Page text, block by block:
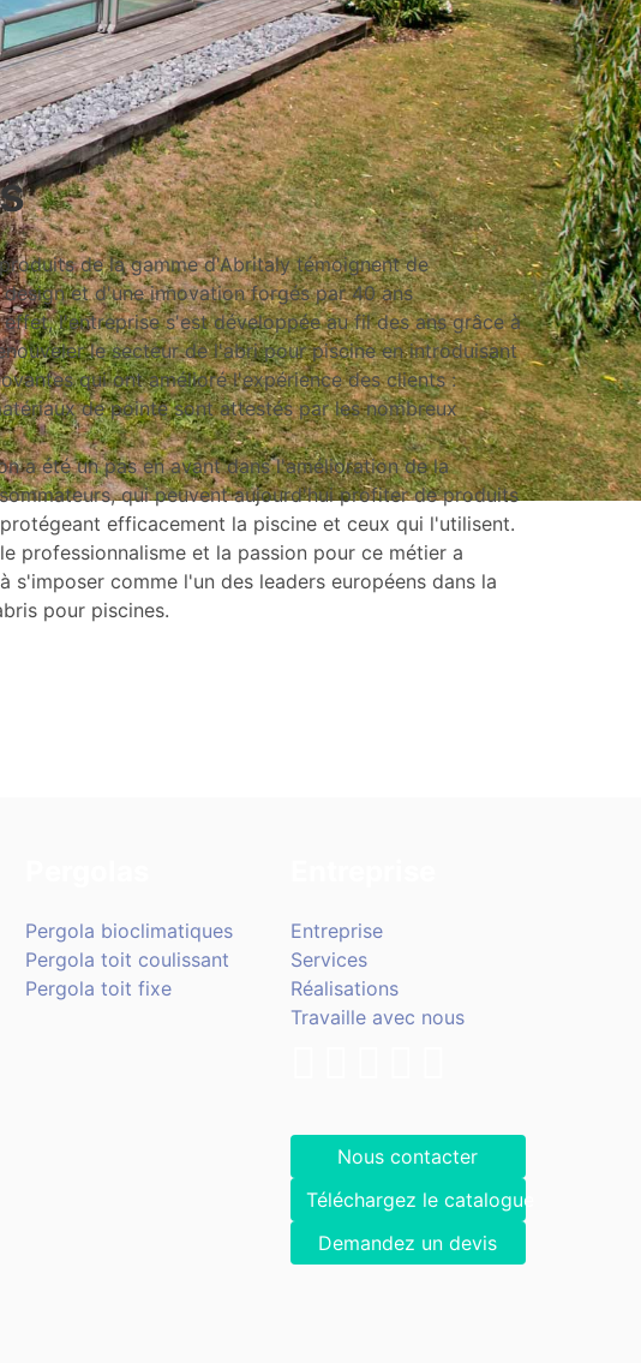
de la gamme d'Abritaly témoignent de
et d'une innovation forgés par 40 ans
l'entreprise s'est développée au fil des ans grâce à
le secteur de l'abri pour piscine en introduisant
qui ont amélioré l'expérience des clients :
de pointe sont attestés par les nombreux
a été un pas en avant dans l'amélioration de la
qui peuvent aujourd'hui profiter de produits
efficacement la piscine et ceux qui l'utilisent.
professionnalisme et la passion pour ce métier a
s'imposer comme l'un des leaders européens dans la
pour piscines.
Pergola bioclimatiques
Pergola toit coulissant
Pergola toit fixe
Entreprise
Services
Réalisations
Travaille avec nous
Nous contacter
Téléchargez le catalogue
Demandez un devis